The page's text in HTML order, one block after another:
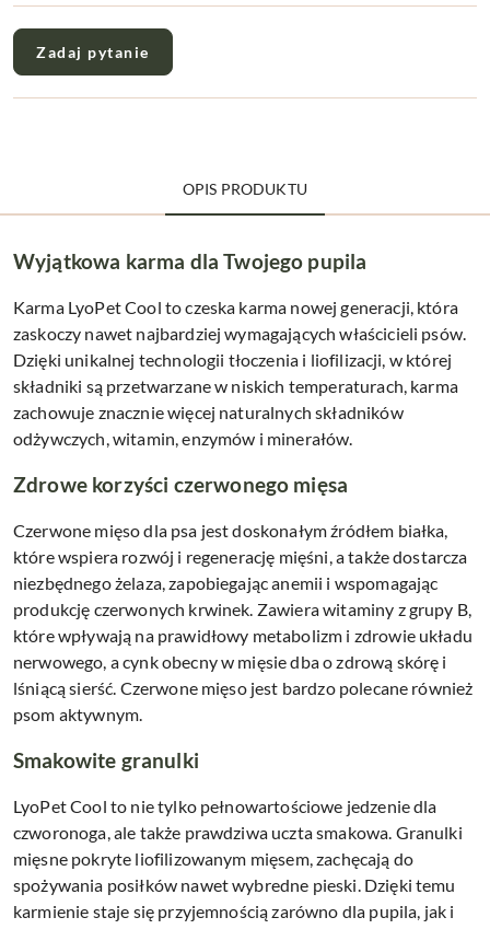
Zadaj pytanie
OPIS PRODUKTU
Wyjątkowa karma dla Twojego pupila
Karma LyoPet Cool to czeska karma nowej generacji, która
zaskoczy nawet najbardziej wymagających właścicieli psów.
Dzięki unikalnej technologii tłoczenia i liofilizacji, w której
składniki są przetwarzane w niskich temperaturach, karma
zachowuje znacznie więcej naturalnych składników
odżywczych, witamin, enzymów i minerałów.
Zdrowe korzyści czerwonego mięsa
Czerwone mięso dla psa jest doskonałym źródłem białka,
które wspiera rozwój i regenerację mięśni, a także dostarcza
niezbędnego żelaza, zapobiegając anemii i wspomagając
produkcję czerwonych krwinek. Zawiera witaminy z grupy B,
które wpływają na prawidłowy metabolizm i zdrowie układu
nerwowego, a cynk obecny w mięsie dba o zdrową skórę i
lśniącą sierść. Czerwone mięso jest bardzo polecane również
psom aktywnym.
Smakowite granulki
LyoPet Cool to nie tylko pełnowartościowe jedzenie dla
czworonoga, ale także prawdziwa uczta smakowa. Granulki
mięsne pokryte liofilizowanym mięsem, zachęcają do
spożywania posiłków nawet wybredne pieski. Dzięki temu
karmienie staje się przyjemnością zarówno dla pupila, jak i